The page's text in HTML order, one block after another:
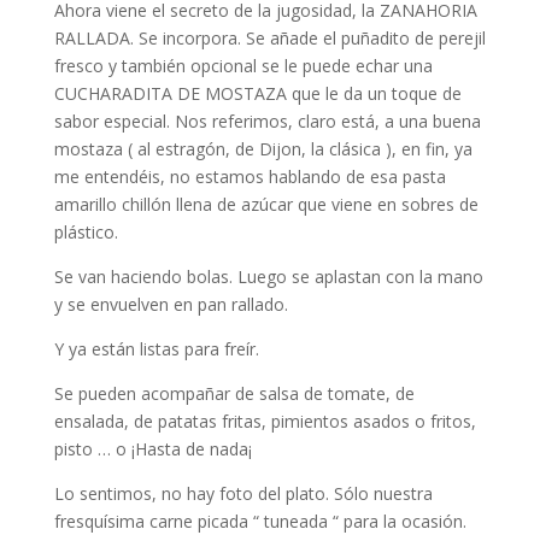
Ahora viene el secreto de la jugosidad, la ZANAHORIA
RALLADA. Se incorpora. Se añade el puñadito de perejil
fresco y también opcional se le puede echar una
CUCHARADITA DE MOSTAZA que le da un toque de
sabor especial. Nos referimos, claro está, a una buena
mostaza ( al estragón, de Dijon, la clásica ), en fin, ya
me entendéis, no estamos hablando de esa pasta
amarillo chillón llena de azúcar que viene en sobres de
plástico.
Se van haciendo bolas. Luego se aplastan con la mano
y se envuelven en pan rallado.
Y ya están listas para freír.
Se pueden acompañar de salsa de tomate, de
ensalada, de patatas fritas, pimientos asados o fritos,
pisto … o ¡Hasta de nada¡
Lo sentimos, no hay foto del plato. Sólo nuestra
fresquísima carne picada “ tuneada “ para la ocasión.